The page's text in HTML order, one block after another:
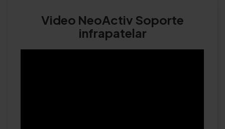
Video NeoActiv Soporte
infrapatelar